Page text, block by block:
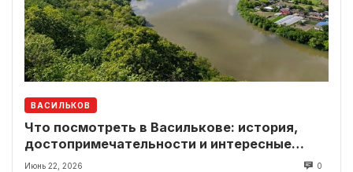
ВАСИЛЬКОВ
Что посмотреть в Василькове: история,
достопримечательности и интересные
локации рядом
Июнь 22, 2026 0